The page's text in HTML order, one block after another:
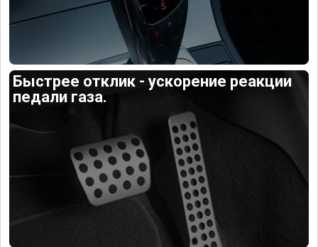
Быстрее отклик - ускорение реакции
педали газа.